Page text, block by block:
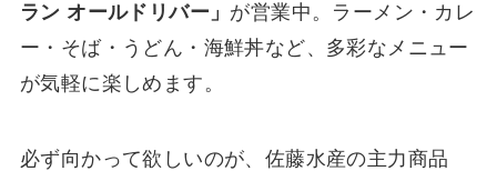
ラン オールドリバー」 が営業中。ラーメン・カレ
ー・そば・うどん・海鮮丼など、多彩なメニュー
が気軽に楽しめます。
必ず向かって欲しいのが、佐藤水産の主力商品